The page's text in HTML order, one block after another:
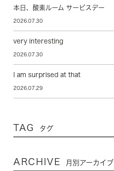
本日、酸素ルーム サービスデー
2026.07.30
very interesting
2026.07.30
I am surprised at that
2026.07.29
TAG タグ
ARCHIVE 月別アーカイブ